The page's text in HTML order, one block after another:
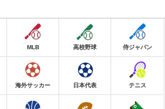
MLB 高校野球 侍ジャパン
海外サッカー 日本代表 テニス